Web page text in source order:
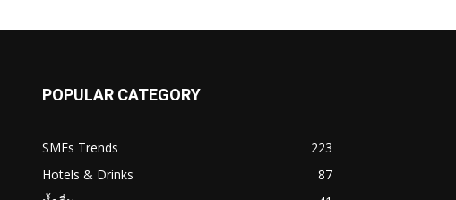
POPULAR CATEGORY
SMEs Trends
223
Hotels & Drinks
87